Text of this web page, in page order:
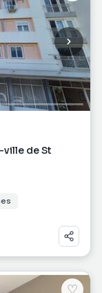
de St
♡